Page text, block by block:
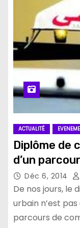
ACTUALITÉ
Diplôme de
d’un
Déc 6, 2014
De nos jours, le
urbain n’est
parcours de